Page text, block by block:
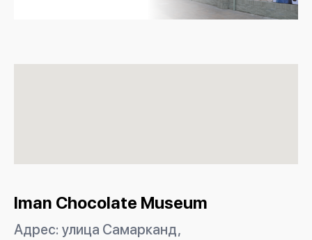
Iman Chocolate Museum
Адрес: улица Самарканд,